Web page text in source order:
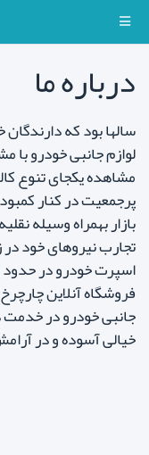
درباره ما
سالها بود که
لوازم جانبی خودرو با
مشاهده یکجای تنوع
پرجمعیت در کنار
بازار بهمراه وسیله
تجارب نیروهای خود
فروشگاه آنلاین چارچرخ
جانبی خودرو در خدمت
خیالی آسوده و در